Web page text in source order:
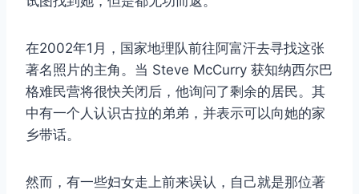
在2002年1月，国家地理队前往阿富汗去寻找这张
著名照片的主角。当 Steve McCurry 获知纳西尔巴
格难民营将很快关闭后，他询问了剩余的居民。其
中有一个人认识古拉的弟弟，并表示可以向她的家
乡带话。
然而，有一些妇女走上前来误认，自己就是那位著